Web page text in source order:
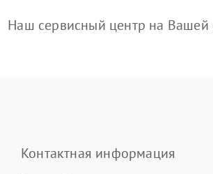
Наш сервисный центр на Вашей
Контактная информация